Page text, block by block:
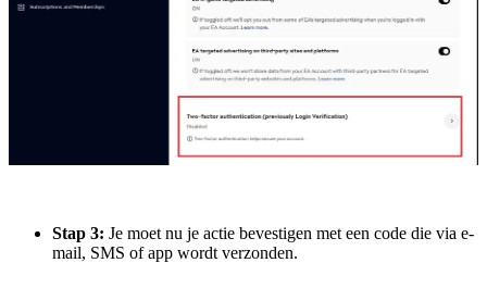
Stap 3: Je moet nu je actie bevestigen met een code die via e-
mail, SMS of app wordt verzonden.